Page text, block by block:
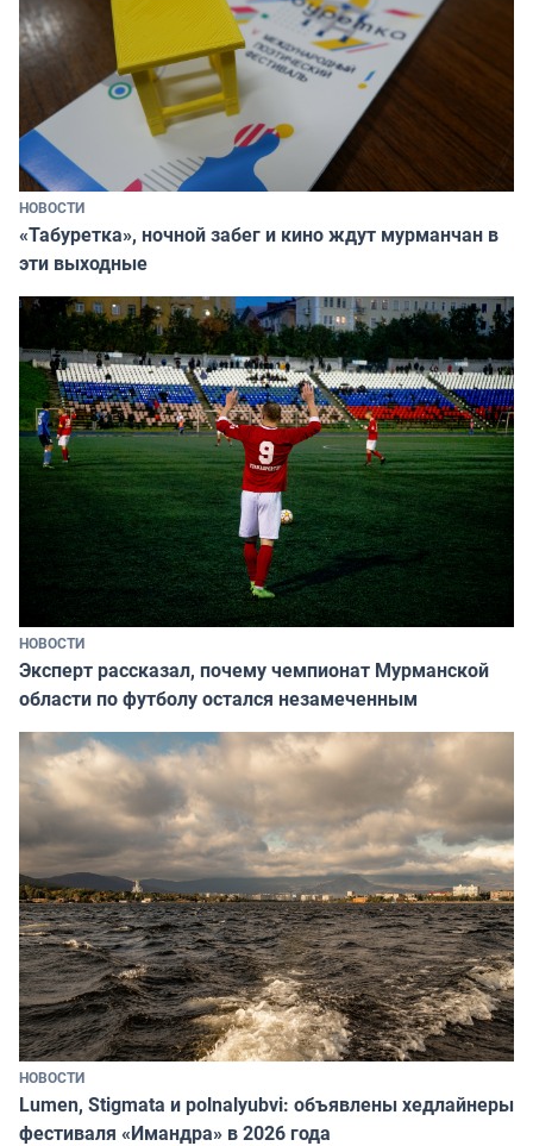
НОВОСТИ
«Табуретка», ночной забег и кино ждут мурманчан в
эти выходные
НОВОСТИ
Эксперт рассказал, почему чемпионат Мурманской
области по футболу остался незамеченным
НОВОСТИ
Lumen, Stigmata и polnalyubvi: объявлены хедлайнеры
фестиваля «Имандра» в 2026 года